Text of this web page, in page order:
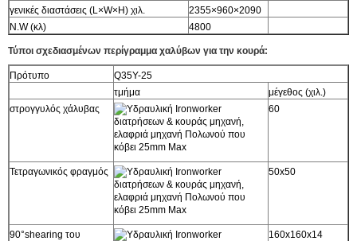
γενικές διαστάσεις (L×W×H) χιλ.
2355×960×2090
N.W (κλ)
4800
Τύποι σχεδιασμένων περίγραμμα χαλύβων για την κουρά:
Πρότυπο
Q35Y-25
τμήμα
μέγεθος (χιλ.)
στρογγυλός χάλυβας
60
Τετραγωνικός φραγμός 50x50
90°shearing του
160x160x14